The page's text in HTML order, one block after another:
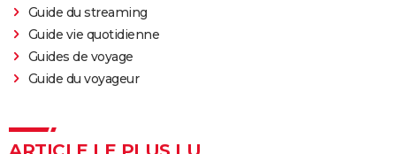
Guide du streaming
Guide vie quotidienne
Guides de voyage
Guide du voyageur